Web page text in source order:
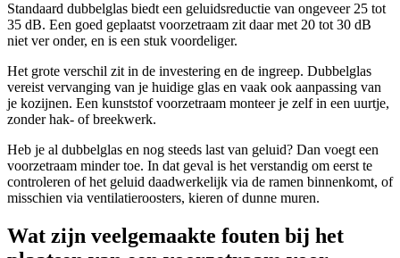
Standaard dubbelglas biedt een geluidsreductie van ongeveer 25 tot
35 dB. Een goed geplaatst voorzetraam zit daar met 20 tot 30 dB
niet ver onder, en is een stuk voordeliger.
Het grote verschil zit in de investering en de ingreep. Dubbelglas
vereist vervanging van je huidige glas en vaak ook aanpassing van
je kozijnen. Een kunststof voorzetraam monteer je zelf in een uurtje,
zonder hak- of breekwerk.
Heb je al dubbelglas en nog steeds last van geluid? Dan voegt een
voorzetraam minder toe. In dat geval is het verstandig om eerst te
controleren of het geluid daadwerkelijk via de ramen binnenkomt, of
misschien via ventilatieroosters, kieren of dunne muren.
Wat zijn veelgemaakte fouten bij het